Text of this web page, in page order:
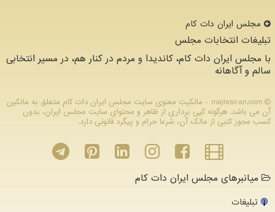
مجلس ایران دات كام
تبلیغات انتخابات مجلس
با مجلس ایران دات کام، کاندیدا و مردم در کنار هم، در مسیر انتخابی
سالم و آگاهانه
majlesiran.com - مالکیت معنوی سایت مجلس ایران دات كام متعلق به مالکین
آن می باشد. هرگونه کپی برداری از ظاهر و محتوای سایت مجلس ایران، بدون
کسب مجوز کتبی از مالک آن، شرعا حرام و پیگرد قانونی دارد.
میانبرهای مجلس ایران دات کام
تبلیغات